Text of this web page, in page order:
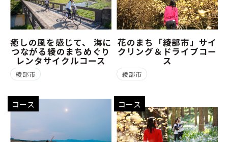
癒しの風を感じて、 海に
つながる綾のまちめぐり
レンタサイクルコース
綾部市
花のまち「綾部市」サイ
クリング＆ドライブコー
ス
綾部市
コース コース